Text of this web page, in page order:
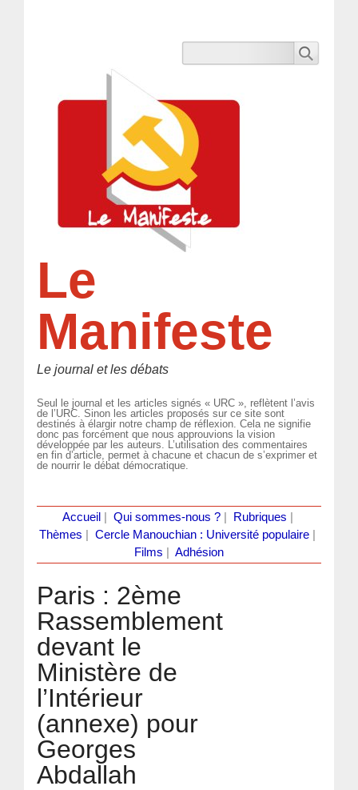
Le
Manifeste
Le journal et les débats
Seul le journal et les articles signés « URC », reflètent l’avis
de l’URC. Sinon les articles proposés sur ce site sont
destinés à élargir notre champ de réflexion. Cela ne signifie
donc pas forcément que nous approuvions la vision
développée par les auteurs. L’utilisation des commentaires
en fin d’article, permet à chacune et chacun de s’exprimer et
de nourrir le débat démocratique.
Accueil Qui sommes-nous ?| Rubriques
Thèmes
Cercle Manouchian : Université populaire
Films
Adhésion
Paris : 2ème
Rassemblement
devant le
Ministère de
l’Intérieur
(annexe) pour
Georges
Abdallah